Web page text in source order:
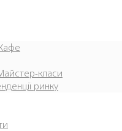
класи
ринку